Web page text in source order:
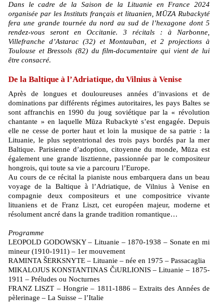
Dans le cadre de la Saison de la Lituanie en France 2024
organisée par les Instituts français et lituanien, MŪZA Rubackyté
fera une grande tournée du nord au sud de l’hexagone dont 5
rendez-vous seront en Occitanie. 3 récitals : à Narbonne,
Villefranche d’Astarac (32) et Montauban, et 2 projections à
Toulouse et Bressols (82) du film-documentaire qui vient de lui
être consacré.
De la Baltique à l’Adriatique, du Vilnius à Venise
Après de longues et douloureuses années d’invasions et de
dominations par différents régimes autoritaires, les pays Baltes se
sont affranchis en 1990 du joug soviétique par la « révolution
chantante » en laquelle Mūza Rubackytė s’est engagée. Depuis
elle ne cesse de porter haut et loin la musique de sa patrie : la
Lituanie, le plus septentrional des trois pays bordés par la mer
Baltique. Parisienne d’adoption, citoyenne du monde, Mūza est
également une grande lisztienne, passionnée par le compositeur
hongrois, qui toute sa vie a parcouru l’Europe.
Au cours de ce récital la pianiste nous embarquera dans un beau
voyage de la Baltique à l’Adriatique, de Vilnius à Venise en
compagnie deux compositeurs et une compositrice vivante
lituaniens et de Franz Liszt, cet européen majeur, moderne et
résolument ancré dans la grande tradition romantique…
Programme
LEOPOLD GODOWSKY – Lituanie – 1870-1938 – Sonate en mi
mineur (1910-1911) – 1er mouvement
RAMINTA ŠERKSNYTE – Lituanie – née en 1975 – Passacaglia
MIKALOJUS KONSTANTINAS ČiURLIONIS – Lituanie – 1875-
1911 – Préludes ou Nocturnes
FRANZ LISZT – Hongrie – 1811-1886 – Extraits des Années de
pèlerinage – La Suisse – l’Italie